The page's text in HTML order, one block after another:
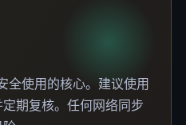
使用的核心。建议使用
期复核。任何网络同步